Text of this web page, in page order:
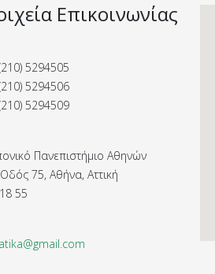
Επικοινωνίας
5294505
5294506
5294509
Πανεπιστήμιο Αθηνών
75, Αθήνα, Αττική
55